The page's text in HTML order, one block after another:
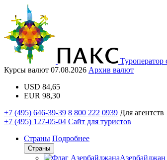
Туроператор
Курсы валют 07.08.2026 Архив валют
USD 84,65
EUR 98,30
+7 (495) 646-39-39 8 800 222 0939 Для агентств
+7 (495) 127-05-04 Сайт для туристов
Страны Подробнее
Страны
Азербайджан